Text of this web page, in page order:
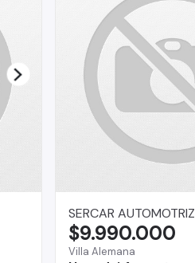
SERCAR AUTOMOTRIZ
Villa Alemana
$9.990.000